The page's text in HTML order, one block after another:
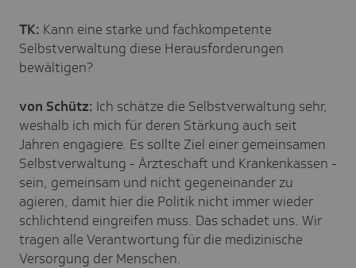
TK: Kann eine starke und fachkompetente
Selbstverwaltung diese Herausforderungen
bewältigen?
von Schütz: Ich schätze die Selbstverwaltung sehr,
weshalb ich mich für deren Stärkung auch seit
Jahren engagiere. Es sollte Ziel einer gemeinsamen
Selbstverwaltung - Ärzteschaft und Krankenkassen -
sein, gemeinsam und nicht gegeneinander zu
agieren, damit hier die Politik nicht immer wieder
schlichtend eingreifen muss. Das schadet uns. Wir
tragen alle Verantwortung für die medizinische
Versorgung der Menschen.